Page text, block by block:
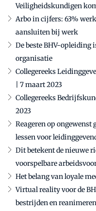
Veiligheidskundigen
Arbo in cijfers: 63%
aansluiten bij werk
De beste BHV-opleiding
organisatie
Collegereeks
| 7 maart 2023
Collegereeks
2023
Reageren op
lessen voor
Dit betekent de nieuwe
voorspelbare
Het belang van loyale
Virtual reality voor de
bestrijden en reanimeren